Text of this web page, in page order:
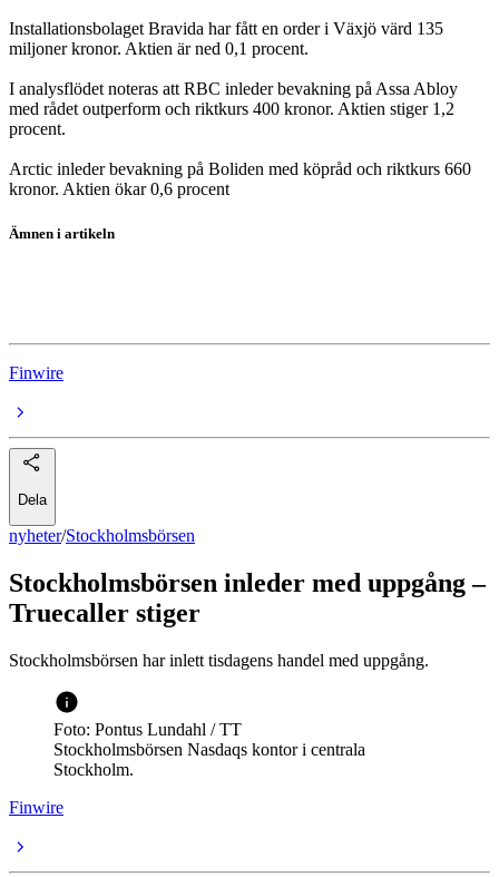
Installationsbolaget Bravida har fått en order i Växjö värd 135
miljoner kronor. Aktien är ned 0,1 procent.
I analysflödet noteras att RBC inleder bevakning på Assa Abloy
med rådet outperform och riktkurs 400 kronor. Aktien stiger 1,2
procent.
Arctic inleder bevakning på Boliden med köpråd och riktkurs 660
kronor. Aktien ökar 0,6 procent
Ämnen i artikeln
Finwire
Dela
nyheter/Stockholmsbörsen
Stockholmsbörsen inleder med uppgång –
Truecaller stiger
Stockholmsbörsen har inlett tisdagens handel med uppgång.
Foto: Pontus Lundahl / TT
Stockholmsbörsen Nasdaqs kontor i centrala
Stockholm.
Finwire